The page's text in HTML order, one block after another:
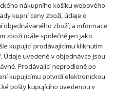
nákupního košíku webového
kupní ceny zboží, údaje o
zboží, a informace
zboží (dále společně jen jako
kupující prodávajícímu kliknutím
Údaje uvedené v objednávce jsou
Prodávající neprodleně po
kupujícímu potvrdí elektronickou
pošty kupujícího uvedenou v